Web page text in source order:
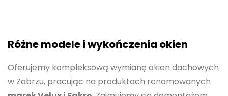
Różne modele i wykończenia okien
Oferujemy kompleksową wymianę okien dachowych
w Zabrzu, pracując na produktach renomowanych